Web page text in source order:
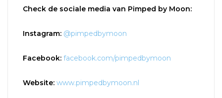
Check de sociale media van Pimped by Moon:
Instagram: @pimpedbymoon
Facebook: facebook.com/pimpedbymoon
Website: www.pimpedbymoon.nl